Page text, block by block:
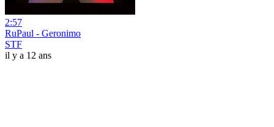
2:57
RuPaul - Geronimo
STF
il y a 12 ans